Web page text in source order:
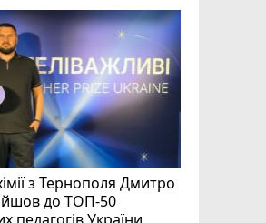
з Тернополя Дмитро
до ТОП-50
педагогів України